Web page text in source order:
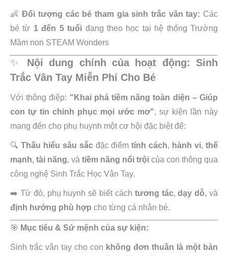
👶Đối tượng các bé tham gia sinh trắc vân tay: Các
bé từ 1 đến 5 tuổi đang theo học tại hệ thống Trường
Mầm non STEAM Wonders
✨ Nội dung chính của hoạt động: Sinh
Trắc Vân Tay Miễn Phí Cho Bé
Với thông điệp: "Khai phá tiềm năng toàn diện – Giúp
con tự tin chinh phục mọi ước mơ", sự kiện lần này
mang đến cho phụ huynh một cơ hội đặc biệt để:
🔍 Thấu hiểu sâu sắcđặc điểmtính cách, hành vi,thế
mạnh, tài năng, và tiềm năng nổi trội của con thông qua
công nghệ Sinh Trắc Học Vân Tay.
➡️ Từ đó, phụ huynh sẽ biết cách tương tác,dạy dỗ, và
định hướng phù hợp cho từng cá nhân bé.
🎯 Mục tiêu & Sứ mệnh của sự kiện:
Sinh trắc vân tay cho con không đơn thuần là một bản